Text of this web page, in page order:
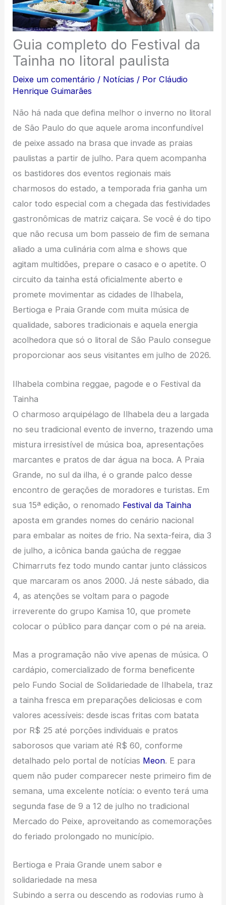
Guia completo do Festival da
Tainha no litoral paulista
Deixe um comentário / Notícias / PorCláudio
Henrique Guimarães
Não há nada que defina melhor o inverno no litoral
de São Paulo do que aquele aroma inconfundível
de peixe assado na brasa que invade as praias
paulistas a partir de julho. Para quem acompanha
os bastidores dos eventos regionais mais
charmosos do estado, a temporada fria ganha um
calor todo especial com a chegada das festividades
gastronômicas de matriz caiçara. Se você é do tipo
que não recusa um bom passeio de fim de semana
aliado a uma culinária com alma e shows que
agitam multidões, prepare o casaco e o apetite. O
circuito da tainha está oficialmente aberto e
promete movimentar as cidades de Ilhabela,
Bertioga e Praia Grande com muita música de
qualidade, sabores tradicionais e aquela energia
acolhedora que só o litoral de São Paulo consegue
proporcionar aos seus visitantes em julho de 2026.
Ilhabela combina reggae, pagode e o Festival da
Tainha
O charmoso arquipélago de Ilhabela deu a largada
no seu tradicional evento de inverno, trazendo uma
mistura irresistível de música boa, apresentações
marcantes e pratos de dar água na boca. A Praia
Grande, no sul da ilha, é o grande palco desse
encontro de gerações de moradores e turistas. Em
sua 15ª edição, o renomado Festival da Tainha
aposta em grandes nomes do cenário nacional
para embalar as noites de frio. Na sexta-feira, dia 3
de julho, a icônica banda gaúcha de reggae
Chimarruts fez todo mundo cantar junto clássicos
que marcaram os anos 2000. Já neste sábado, dia
4, as atenções se voltam para o pagode
irreverente do grupo Kamisa 10, que promete
colocar o público para dançar com o pé na areia.
Mas a programação não vive apenas de música. O
cardápio, comercializado de forma beneficente
pelo Fundo Social de Solidariedade de Ilhabela, traz
a tainha fresca em preparações deliciosas e com
valores acessíveis: desde iscas fritas com batata
por R$ 25 até porções individuais e pratos
saborosos que variam até R$ 60, conforme
detalhado pelo portal de notícias Meon. E para
quem não puder comparecer neste primeiro fim de
semana, uma excelente notícia: o evento terá uma
segunda fase de 9 a 12 de julho no tradicional
Mercado do Peixe, aproveitando as comemorações
do feriado prolongado no município.
Bertioga e Praia Grande unem sabor e
solidariedade na mesa
Subindo a serra ou descendo as rodovias rumo à